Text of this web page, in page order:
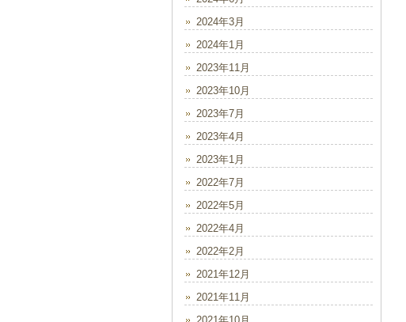
2024年3月
2024年1月
2023年11月
2023年10月
2023年7月
2023年4月
2023年1月
2022年7月
2022年5月
2022年4月
2022年2月
2021年12月
2021年11月